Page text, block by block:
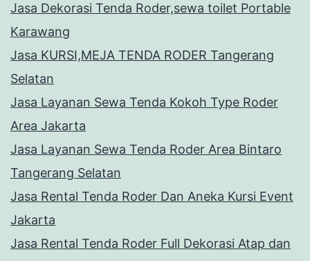
Jasa Dekorasi Tenda Roder,sewa toilet Portable
Karawang
Jasa KURSI,MEJA TENDA RODER Tangerang
Selatan
Jasa Layanan Sewa Tenda Kokoh Type Roder
Area Jakarta
Jasa Layanan Sewa Tenda Roder Area Bintaro
Tangerang Selatan
Jasa Rental Tenda Roder Dan Aneka Kursi Event
Jakarta
Jasa Rental Tenda Roder Full Dekorasi Atap dan